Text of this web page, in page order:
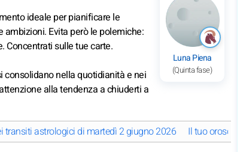
Luna Piena
(Quinta fase)
ideale per pianificare le
Evita però le polemiche:
Concentrati sulle tue carte.
nella quotidianità e nei
alla tendenza a chiuderti a
transiti astrologici di martedì 2 giugno 2026 Il tuo